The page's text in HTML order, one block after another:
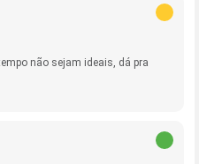
não sejam ideais, dá pra